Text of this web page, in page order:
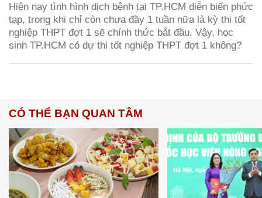
Hiện nay tình hình dịch bệnh tại TP.HCM diễn biến phức
tạp, trong khi chỉ còn chưa đầy 1 tuần nữa là kỳ thi tốt
nghiệp THPT đợt 1 sẽ chính thức bắt đầu. Vậy, học
sinh TP.HCM có dự thi tốt nghiệp THPT đợt 1 không?
CÓ THỂ BẠN QUAN TÂM